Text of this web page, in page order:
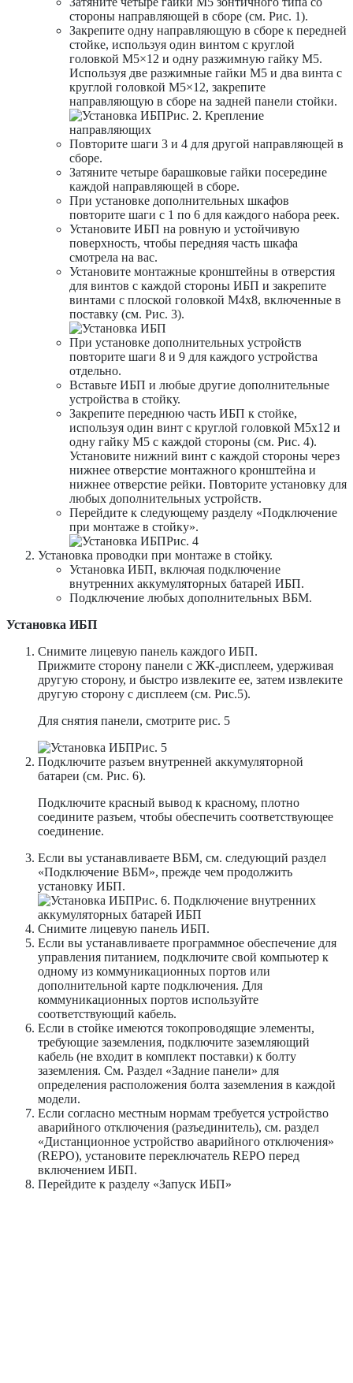
стороны направляющей в сборе (см. Рис. 1).
Закрепите одну направляющую в сборе к передней
стойке, используя один винтом с круглой
головкой M5×12 и одну разжимную гайку M5.
Используя две разжимные гайки M5 и два винта с
круглой головкой M5×12, закрепите
направляющую в сборе на задней панели стойки.
Рис. 2. Крепление
направляющих
Повторите шаги 3 и 4 для другой направляющей в
сборе.
Затяните четыре барашковые гайки посередине
каждой направляющей в сборе.
При установке дополнительных шкафов
повторите шаги с 1 по 6 для каждого набора реек.
Установите ИБП на ровную и устойчивую
поверхность, чтобы передняя часть шкафа
смотрела на вас.
Установите монтажные кронштейны в отверстия
для винтов с каждой стороны ИБП и закрепите
винтами с плоской головкой M4х8, включенные в
поставку (см. Рис. 3).
При установке дополнительных устройств
повторите шаги 8 и 9 для каждого устройства
отдельно.
Вставьте ИБП и любые другие дополнительные
устройства в стойку.
Закрепите переднюю часть ИБП к стойке,
используя один винт с круглой головкой M5х12 и
одну гайку M5 с каждой стороны (см. Рис. 4).
Установите нижний винт с каждой стороны через
нижнее отверстие монтажного кронштейна и
нижнее отверстие рейки. Повторите установку для
любых дополнительных устройств.
Перейдите к следующему разделу «Подключение
при монтаже в стойку».
Рис. 4
Установка проводки при монтаже в стойку.
Установка ИБП, включая подключение
внутренних аккумуляторных батарей ИБП.
Подключение любых дополнительных ВБМ.
Установка ИБП
Снимите лицевую панель каждого ИБП.
Прижмите сторону панели с ЖК-дисплеем, удерживая
другую сторону, и быстро извлеките ее, затем извлеките
другую сторону с дисплеем (см. Рис.5).
Для снятия панели, смотрите рис. 5
Рис. 5
Подключите разъем внутренней аккумуляторной
батареи (см. Рис. 6).
Подключите красный вывод к красному, плотно
соедините разъем, чтобы обеспечить соответствующее
соединение.
Если вы устанавливаете ВБМ, см. следующий раздел
«Подключение ВБМ», прежде чем продолжить
установку ИБП.
Рис. 6. Подключение внутренних
аккумуляторных батарей ИБП
Снимите лицевую панель ИБП.
Если вы устанавливаете программное обеспечение для
управления питанием, подключите свой компьютер к
одному из коммуникационных портов или
дополнительной карте подключения. Для
коммуникационных портов используйте
соответствующий кабель.
Если в стойке имеются токопроводящие элементы,
требующие заземления, подключите заземляющий
кабель (не входит в комплект поставки) к болту
заземления. См. Раздел «Задние панели» для
определения расположения болта заземления в каждой
модели.
Если согласно местным нормам требуется устройство
аварийного отключения (разъединитель), см. раздел
«Дистанционное устройство аварийного отключения»
(REPO), установите переключатель REPO перед
включением ИБП.
Перейдите к разделу «Запуск ИБП»